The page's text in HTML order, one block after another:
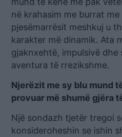
në krahasim me burrat
pjesëmarrësit meshkuj u
karakter më dinamik. Ata
gjaknxehtë, impulsivë dhe
aventura të rrezikshme.
Njerëzit me sy blu mund
provuar më shumë gjëra
Një sondazh tjetër tregoi
konsideroheshin se ishin